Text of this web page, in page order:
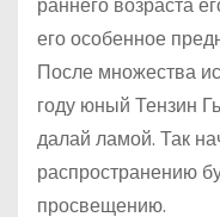
его особенное
После множества
году юный Тензин
далай ламой. Так
распространению
просвещению.